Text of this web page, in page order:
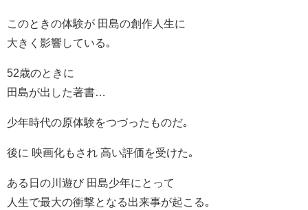
このときの体験が 田島の創作人生に
大きく影響している｡
52歳のときに
田島が出した著書…
少年時代の原体験をつづったものだ｡
後に 映画化もされ 高い評価を受けた｡
ある日の川遊び 田島少年にとって
人生で最大の衝撃となる出来事が起こる｡